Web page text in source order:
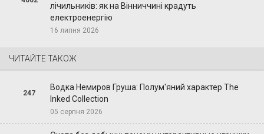
лічильників: як на Вінниччині крадуть
електроенергію
16 липня 2026
ЧИТАЙТЕ ТАКОЖ
247
Водка Немиров Груша: Полум'яний характер The
Inked Collection
05 серпня 2026